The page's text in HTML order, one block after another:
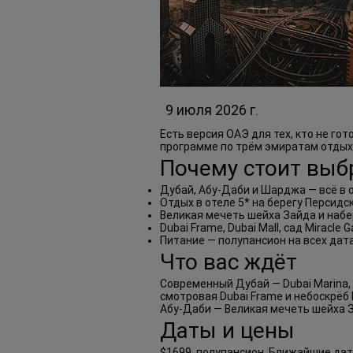
9 июля 2026 г.
Есть версия ОАЭ для тех, кто не
программе по трём эмиратам отдых
Почему стоит
Дубай, Абу-Даби и Шарджа — всё в
Отдых в отеле 5* на берегу
Великая мечеть шейха Зайда и
Dubai Frame, Dubai Mall, сад Miracle
Питание — полупансион на всех
Что вас ждёт
Современный Дубай — Dubai Marina,
смотровая Dubai Frame и
Абу-Даби — Великая мечеть шейха
Даты и цены